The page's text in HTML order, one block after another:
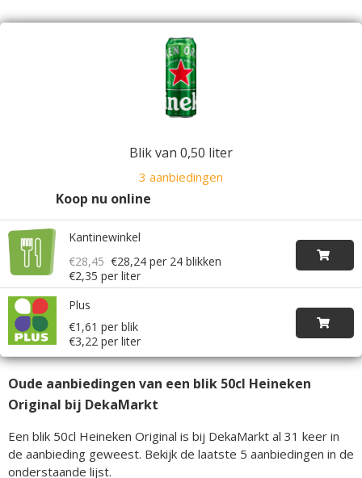
Blik van 0,50 liter
3 aanbiedingen
Koop nu online
Kantinewinkel
€28,45 €28,24 per 24 blikken
€2,35 per liter
Plus
€1,61 per blik
€3,22 per liter
Oude aanbiedingen van een blik 50cl Heineken
Original bij DekaMarkt
Een blik 50cl Heineken Original is bij DekaMarkt al 31 keer in
de aanbieding geweest. Bekijk de laatste 5 aanbiedingen in de
onderstaande lijst.